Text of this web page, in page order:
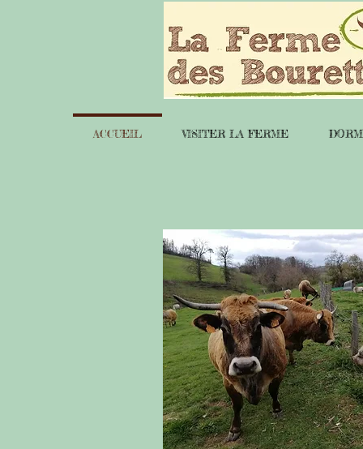
ACCUEIL VISITER LA FERME